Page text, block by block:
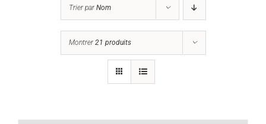
Trier parNom
Montrer21 produits